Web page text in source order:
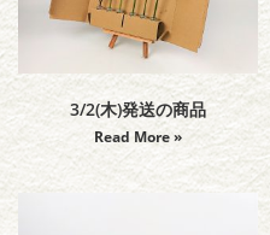
3/2(木)発送の商品
Read More »